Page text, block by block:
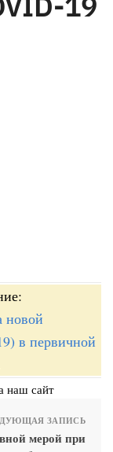
новой
в первичной
наш сайт
ЗАПИСЬ
мерой при